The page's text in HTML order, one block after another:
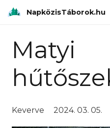
NapközisTáborok.hu
Matyi
Keverve 2024. 03. 05.